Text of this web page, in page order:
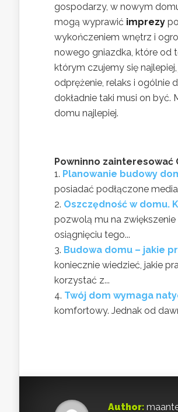
gospodarzy, w nowym
mogą wyprawić imprezy
wykończeniem wnętrz i
nowego gniazdka, które od
którym czujemy się
odprężenie, relaks i ogólnie
dokładnie taki musi on
domu najlepiej.
Powninno zainteresować
Planowanie budowy
posiadać podłączone
Oszczędność w domu.
pozwolą mu na
osiągnięciu tego...
Budowa domu – jakie
koniecznie wiedzieć, jakie
korzystać z...
Twój dom wymaga
komfortowy. Jednak od
Author: